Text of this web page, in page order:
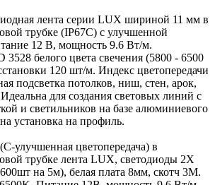
лента серии LUX шириной 11 мм в
трубке (IP67С) с улучшенной
12 В, мощность 9.6 Вт/м.
белого цвета свечения (5800 - 6500
120 шт/м. Индекс цветопередачи
подсветка потолков, ниш, стен, арок,
для создания световых линий с
и светильников на базе алюминиевого
установка на профиль.
улучшенная цветопередача) в
трубке лента LUX, светодиоды 2X
на 5м), белая плата 8мм, скотч 3М.